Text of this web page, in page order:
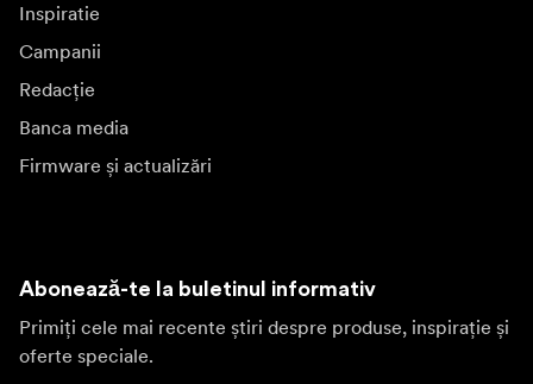
Inspiratie
Campanii
Redacție
Banca media
Firmware și actualizări
Abonează-te la buletinul informativ
Primiți cele mai recente știri despre produse, inspirație și
oferte speciale.